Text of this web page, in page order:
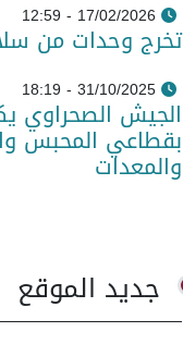
17/02/2026 - 12:59
تخرج وحدات من
31/10/2025 - 18:19
الجيش الصحراوي
بقطاعي المحبس
والمعدات
جديد الموقع